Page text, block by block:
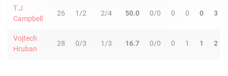
T.J.
Campbell
26 1/2 2/4 50.0 0/0 0 0 0 3
Vojtech
Hruban
28 0/3 1/3 16.7 0/0 0 1 1 2